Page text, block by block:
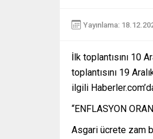
Yayınlama:
İlk toplantısını 10
toplantısını 19
ilgili
“ENFLASYON
Asgari ücrete zam